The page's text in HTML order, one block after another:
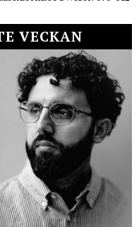
VECKAN